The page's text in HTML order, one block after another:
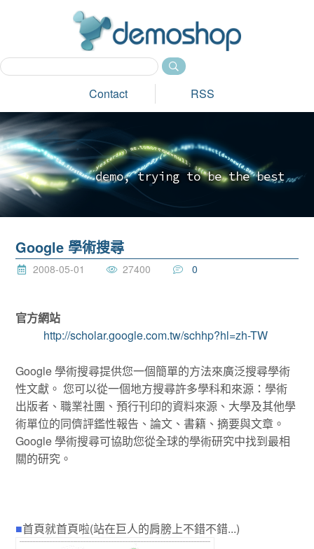
Contact RSS
demo, tryi ng to be the best_
Google 學術搜尋
2008-05-01 27400 0
官方網站
http://scholar.google.com.tw/schhp?hl=zh-TW
Google 學術搜尋提供您一個簡單的方法來廣泛搜尋學術
性文獻。 您可以從一個地方搜尋許多學科和來源：學術
出版者、職業社團、預行刊印的資料來源、大學及其他學
術單位的同儕評鑑性報告、論文、書籍、摘要與文章。
Google 學術搜尋可協助您從全球的學術研究中找到最相
關的研究。
■首頁就首頁啦(站在巨人的肩膀上不錯不錯...)